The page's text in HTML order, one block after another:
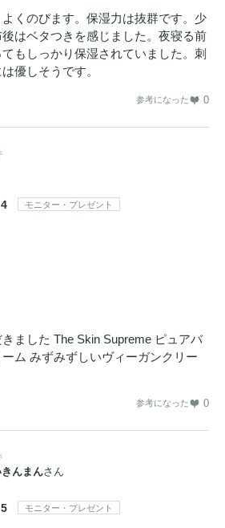
を持ちながら、レチノールのような
。皮脂のコントロール、さまざまな
応。
効果のためにナイアシンアミド 2%配
れたように滑らかな肌質に整えるテ
刺激保湿クリームで、長時間しっとり
(KU0053-GMP) with
C-24-1053) by Korea Insitute of
着色、無鉱物油で肌に優しい処方。
料は一切使用されていない、肌に優
くのびます。保湿力は抜群です。少
はベタつきを感じました。夜寝る前
もしっかり保湿されていました。刺
優しそうです。
参考になった 0
4 モニター・プレゼント
ました The Skin Supreme ピュアバ
ム みずみずしいヴィーガンクリー
参考になった 0
んまんさん
5 モニター・プレゼント